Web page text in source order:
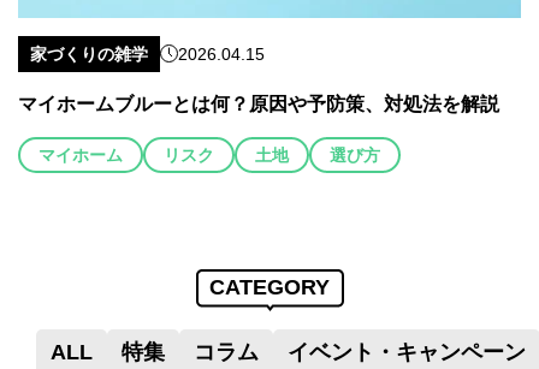
家づくりの雑学 2026.04.15
マイホームブルーとは何？原因や予防策、対処法を解説
マイホーム リスク 土地 選び方
CATEGORY
ALL 特集 コラム イベント・キャンペーン